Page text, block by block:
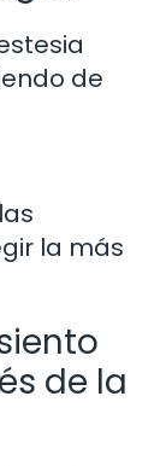
de
la más
de la